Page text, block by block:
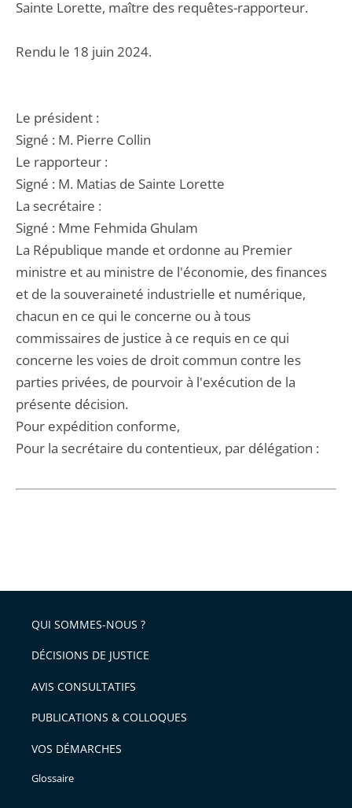
Sainte Lorette, maître des requêtes-rapporteur.
Rendu le 18 juin 2024.
Le président :
Signé : M. Pierre Collin
Le rapporteur :
Signé : M. Matias de Sainte Lorette
La secrétaire :
Signé : Mme Fehmida Ghulam
La République mande et ordonne au Premier
ministre et au ministre de l'économie, des finances
et de la souveraineté industrielle et numérique,
chacun en ce qui le concerne ou à tous
commissaires de justice à ce requis en ce qui
concerne les voies de droit commun contre les
parties privées, de pourvoir à l'exécution de la
présente décision.
Pour expédition conforme,
Pour la secrétaire du contentieux, par délégation :
QUI SOMMES-NOUS ?
DÉCISIONS DE JUSTICE
AVIS CONSULTATIFS
PUBLICATIONS & COLLOQUES
VOS DÉMARCHES
Glossaire